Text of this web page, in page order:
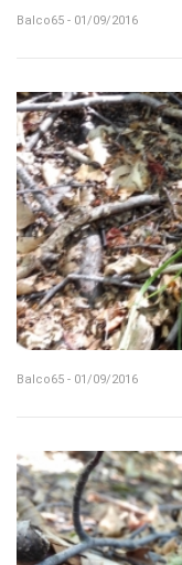
Balco65 - 01/09/2016
Balco65 - 01/09/2016